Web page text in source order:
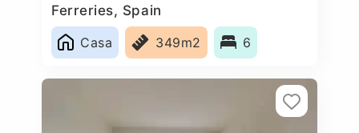
Ferreries, Spain
Casa
349m2 6